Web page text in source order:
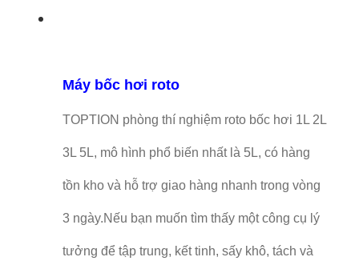
Máy bốc hơi roto
TOPTION phòng thí nghiệm roto bốc hơi 1L 2L
3L 5L, mô hình phổ biến nhất là 5L, có hàng
tồn kho và hỗ trợ giao hàng nhanh trong vòng
3 ngày.Nếu bạn muốn tìm thấy một công cụ lý
tưởng để tập trung, kết tinh, sấy khô, tách và